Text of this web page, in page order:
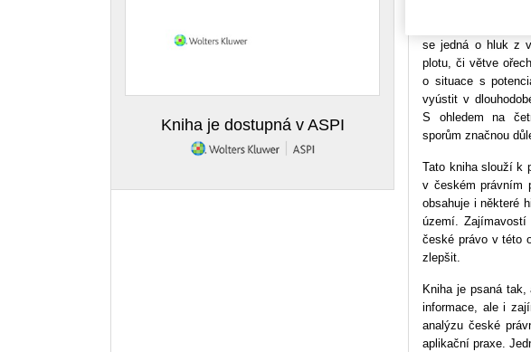
Kniha je dostupná v ASPI
se jedná o hluk z
plotu, či větve
o situace s
vyústit v
S ohledem na
sporům značnou
Tato kniha slouží k
v českém právním
obsahuje i některé
území. Zajímavostí
české právo v této
zlepšit.
Kniha je psaná
informace, ale i
analýzu české
aplikační praxe.